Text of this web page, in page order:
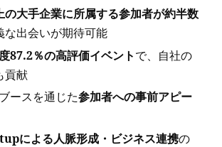
の大手企業に所属する参加者が約半数
な出会いが期待可能
87.2％の高評価イベントで、自社の
貢献
ースを通じた参加者への事前アピー
による人脈形成・ビジネス連携の